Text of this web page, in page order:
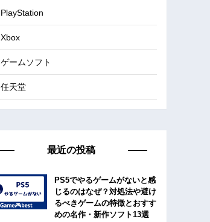
PlayStation
Xbox
ゲームソフト
任天堂
最近の投稿
PS5でやるゲームがないと感
じるのはなぜ？対処法や避け
るべきゲームの特徴とおすす
めの名作・新作ソフト13選